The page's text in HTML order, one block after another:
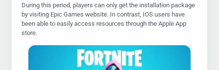
During this period, players can only get the installation package
by visiting Epic Games website. In contrast, IOS users have
been able to easily access resources through the Apple App
store.